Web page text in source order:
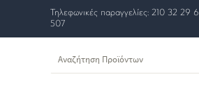
Τηλεφωνικές παραγγελίες: 210 32
507